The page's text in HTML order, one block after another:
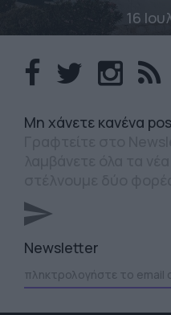
16
Mη χάνετε κανένα
Newsletter